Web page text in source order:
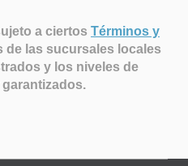
a ciertos Términos y
de las sucursales locales
y los niveles de